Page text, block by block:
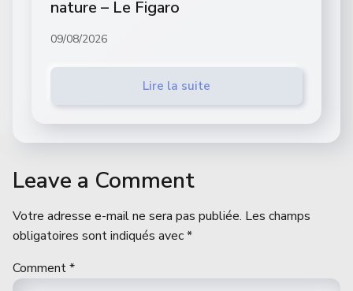
nature – Le Figaro
09/08/2026
Lire la suite
Leave a Comment
Votre adresse e-mail ne sera pas publiée. Les champs
obligatoires sont indiqués avec*
Comment*